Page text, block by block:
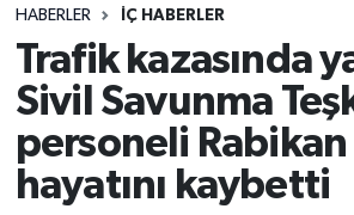
HABERLER İÇ HABERLER
Trafik kazasında
Sivil Savunma
personeli
hayatını kaybetti
Süper Lig Puan Durumu ve
Tüm Manşetler
Son Dakika Haberleri
Haber Arşivi